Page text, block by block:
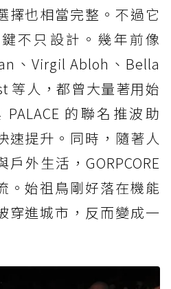
擇也相當完整。不過它
不只設計。幾年前像
、Virgil Abloh、Bella
等人，都曾大量著用始
的聯名推波助
速提升。同時，隨著人
外生活，GORPCORE
。始祖鳥剛好落在機能
穿進城市，反而變成一